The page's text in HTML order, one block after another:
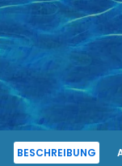
BESCHREIBUNG